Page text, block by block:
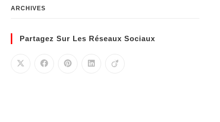
ARCHIVES
Partagez Sur Les Réseaux Sociaux